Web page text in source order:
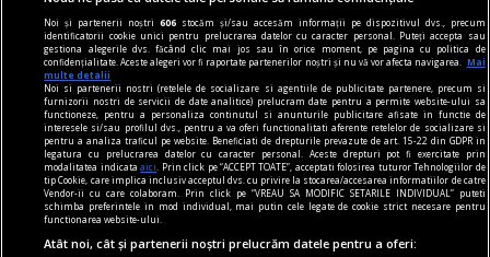
sfințire. În Confesiunea de la
Augsburg se vorbește de
oameni chemați, care Îi
slujesc lui Dumnezeu. Totuși,
prin hirotonire ei nu primesc
un statut special, ci numai o
răspundere mai mare,
pentru care se cere un
devotament special.
Noi și partenerii noștri606 stocăm și/sau accesăm informații pe dispozitivul dvs., precum
identificatorii cookie unici pentru prelucrarea datelor cu caracter personal. Puteți accepta sau
gestiona alegerile dvs. făcând clic mai jos sau în orice moment, pe pagina cu politica de
confidențialitate. Aceste alegeri vor fi raportate partenerilor noștri și nu vă vor afecta navigarea.
Mai
multe detalii
Noi si partenerii nostri (retelele de socializare si agentiile de publicitate partenere, precum si
furnizorii nostri de servicii de date analitice) prelucram date pentru a permite website-ului sa
functioneze, pentru a personaliza continutul si anunturile publicitare afisate in functie de
interesele si/sau profilul dvs., pentru a va oferi functionalitati aferente retelelor de socializare si
pentru a analiza traficul pe website. Beneficiati de drepturile prevazute de art. 15-22 din GDPR in
legatura cu prelucrarea datelor cu caracter personal. Aceste drepturi pot fi exercitate prin
modalitatea indicataaici
. Prin click pe “ACCEPT TOATE”, acceptati folosirea tuturor Tehnologiilor de
tip Cookie, care implica inclusiv acceptul dvs. cu privire la stocarea/accesarea informatiilor de catre
Vendor-ii cu care colaboram. Prin click pe “VREAU SA MODIFIC SETARILE INDIVIDUAL” puteti
schimba preferintele in mod individual, mai putin cele legate de cookie strict necesare pentru
functionarea website-ului.
Atât noi, cât și partenerii noștri prelucrăm datele pentru a oferi: